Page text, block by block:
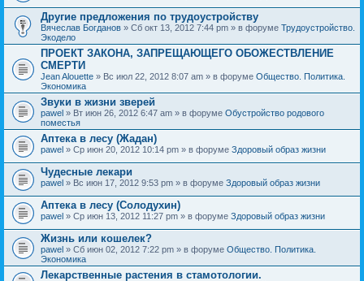
Другие предложения по трудоустройству
Вячеслав Богданов » Сб окт 13, 2012 7:44 pm » в форуме Трудоустройство.
Экодело
ПРОЕКТ ЗАКОНА, ЗАПРЕЩАЮЩЕГО ОБОЖЕСТВЛЕНИЕ
СМЕРТИ
Jean Alouette » Вс июл 22, 2012 8:07 am » в форуме Общество. Политика.
Экономика
Звуки в жизни зверей
pawel » Вт июн 26, 2012 6:47 am » в форуме Обустройство родового
поместья
Аптека в лесу (Жадан)
pawel » Ср июн 20, 2012 10:14 pm » в форуме Здоровый образ жизни
Чудесные лекари
pawel » Вс июн 17, 2012 9:53 pm » в форуме Здоровый образ жизни
Аптека в лесу (Солодухин)
pawel » Ср июн 13, 2012 11:27 pm » в форуме Здоровый образ жизни
Жизнь или кошелек?
pawel » Сб июн 02, 2012 7:22 pm » в форуме Общество. Политика.
Экономика
Лекарственные растения в стамотологии.